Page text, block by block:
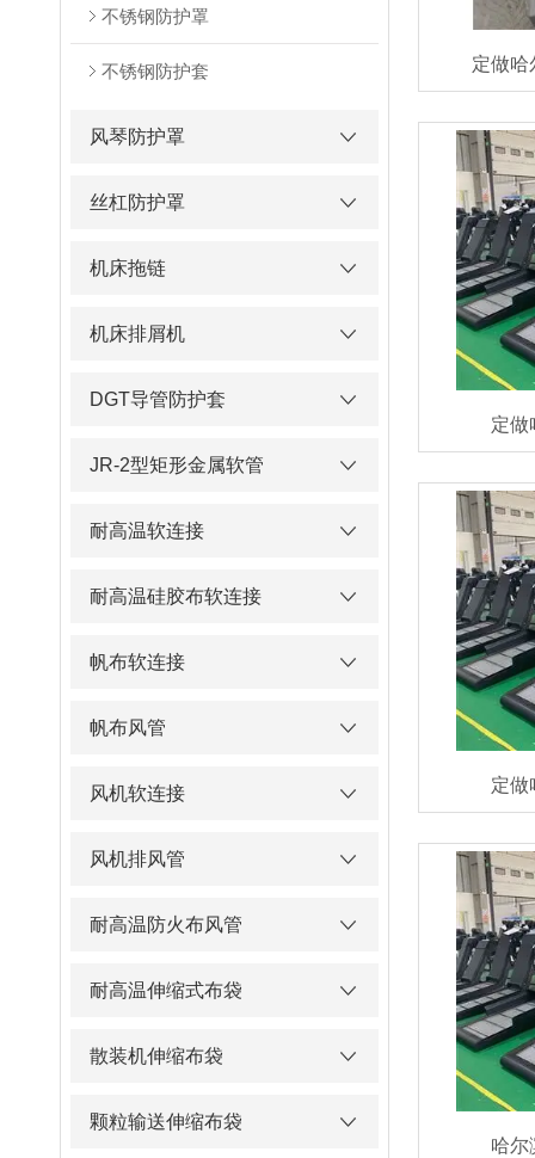
不锈钢防护罩
不锈钢防护套
风琴防护罩
丝杠防护罩
机床拖链
机床排屑机
DGT导管防护套
JR-2型矩形金属软管
耐高温软连接
耐高温硅胶布软连接
帆布软连接
帆布风管
风机软连接
风机排风管
耐高温防火布风管
耐高温伸缩式布袋
散装机伸缩布袋
颗粒输送伸缩布袋
定做哈
定做
定做
哈尔